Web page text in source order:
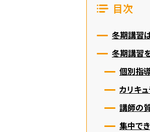
目次
冬期講習
冬期講習
個別指
カリキ
講師の
集中で